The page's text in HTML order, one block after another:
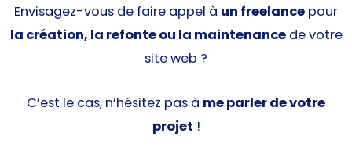
Envisagez-vous de faire appel à un freelance pour
la création, la refonte ou la maintenancede votre
site web ?
C’est le cas, n’hésitez pas à me parler de votre
projet !